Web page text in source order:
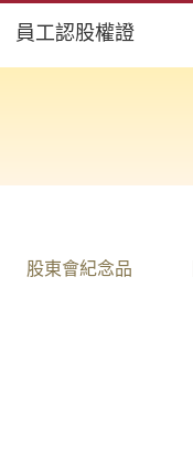
員工認股權證
股東會紀念品